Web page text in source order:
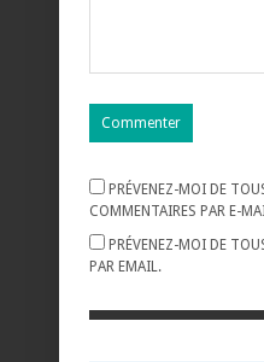
PRÉVENEZ-MOI DE
COMMENTAIRES PAR E-
PRÉVENEZ-MOI DE
PAR EMAIL.